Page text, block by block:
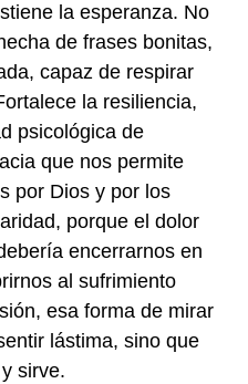
la esperanza. No
de frases bonitas,
capaz de respirar
la resiliencia,
psicológica de
que nos permite
por Dios y por los
porque el dolor
encerrarnos en
al sufrimiento
esa forma de mirar
lástima, sino que
sirve.